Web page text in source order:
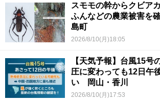
スモモの幹からクビア
ふんなどの農業被害を
島町
2026/8/10(月)18:05
【天気予報】台風15
圧に変わっても12日午
い 岡山・香川
2026/8/10(月)17:53